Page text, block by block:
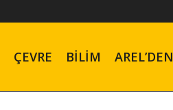
ÇEVRE BILIM AREL’DEN